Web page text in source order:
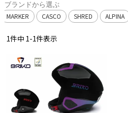
ブランドから選ぶ
MARKER CASCO SHRED ALPINA
1件中 1-1件表示